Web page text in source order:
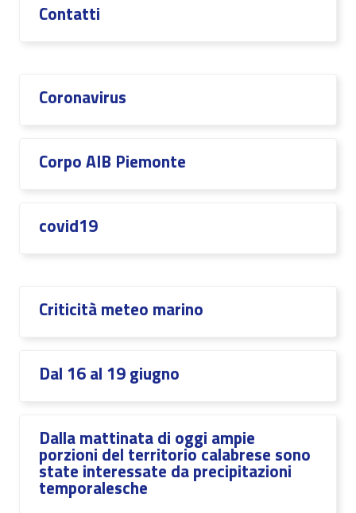
Contatti
Coronavirus
Corpo AIB Piemonte
covid19
Criticità meteo marino
Dal 16 al 19 giugno
Dalla mattinata di oggi ampie
porzioni del territorio calabrese sono
state interessate da precipitazioni
temporalesche